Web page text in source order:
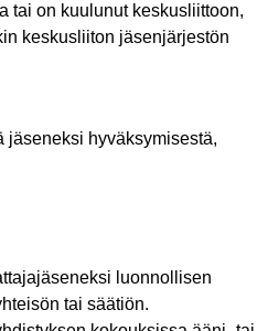
tai on kuulunut keskusliittoon,
keskusliiton jäsenjärjestön
jäseneksi hyväksymisestä,
luonnollisen
tai säätiön.